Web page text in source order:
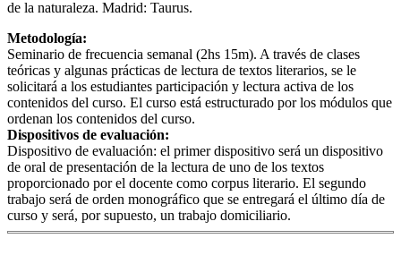
de la naturaleza. Madrid: Taurus.
Metodología:
Seminario de frecuencia semanal (2hs 15m). A través de clases
teóricas y algunas prácticas de lectura de textos literarios, se le
solicitará a los estudiantes participación y lectura activa de los
contenidos del curso. El curso está estructurado por los módulos que
ordenan los contenidos del curso.
Dispositivos de evaluación:
Dispositivo de evaluación: el primer dispositivo será un dispositivo
de oral de presentación de la lectura de uno de los textos
proporcionado por el docente como corpus literario. El segundo
trabajo será de orden monográfico que se entregará el último día de
curso y será, por supuesto, un trabajo domiciliario.